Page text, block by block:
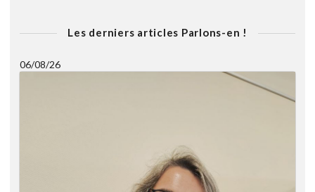
Les derniers articles Parlons-en !
06/08/26